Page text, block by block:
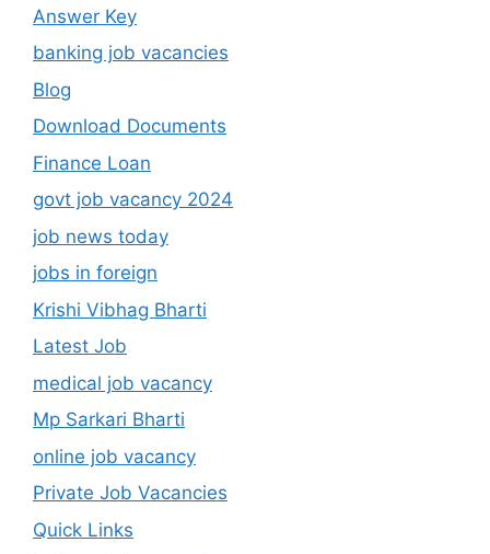
Answer Key
banking job vacancies
Blog
Download Documents
Finance Loan
govt job vacancy 2024
job news today
jobs in foreign
Krishi Vibhag Bharti
Latest Job
medical job vacancy
Mp Sarkari Bharti
online job vacancy
Private Job Vacancies
Quick Links